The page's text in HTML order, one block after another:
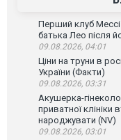
Перший клуб
батька Лео після
09.08.2026, 04:01
Ціни на труни в
України (Факти)
09.08.2026, 03:31
Акушерка-
приватної клініки
народжувати (NV)
09.08.2026, 03:01